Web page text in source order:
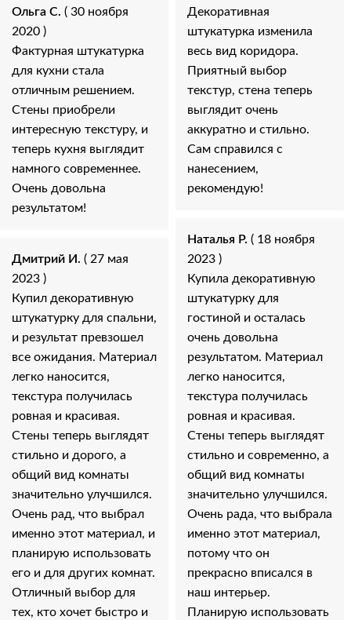
Ольга С. ( 30 ноября
2020 )
Фактурная штукатурка
для кухни стала
отличным решением.
Стены приобрели
интересную текстуру, и
теперь кухня выглядит
намного современнее.
Очень довольна
результатом!
Дмитрий И. ( 27 мая
2023 )
Купил декоративную
штукатурку для спальни,
и результат превзошел
все ожидания. Материал
легко наносится,
текстура получилась
ровная и красивая.
Стены теперь выглядят
стильно и дорого, а
общий вид комнаты
значительно улучшился.
Очень рад, что выбрал
именно этот материал, и
планирую использовать
его и для других комнат.
Отличный выбор для
тех, кто хочет быстро и
Декоративная
штукатурка изменила
весь вид коридора.
Приятный выбор
текстур, стена теперь
выглядит очень
аккуратно и стильно.
Сам справился с
нанесением,
рекомендую!
Наталья Р. ( 18 ноября
2023 )
Купила декоративную
штукатурку для
гостиной и осталась
очень довольна
результатом. Материал
легко наносится,
текстура получилась
ровная и красивая.
Стены теперь выглядят
стильно и современно, а
общий вид комнаты
значительно улучшился.
Очень рада, что выбрала
именно этот материал,
потому что он
прекрасно вписался в
наш интерьер.
Планирую использовать